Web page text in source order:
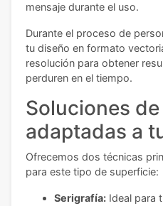
mensaje durante el uso.
Durante el proceso de
tu diseño en formato
resolución para obtener
perduren en el tiempo.
Soluciones
adaptadas a
Ofrecemos dos técnicas
para este tipo de superficie:
Serigrafía: Ideal para